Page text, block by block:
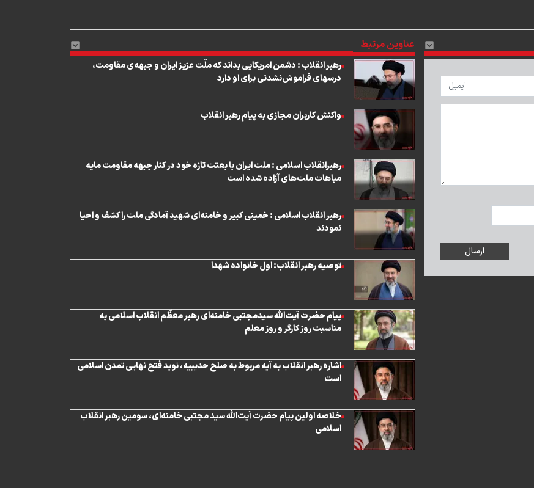
عناوین مرتبط
رهبر انقلاب : دشمن امریکایی بداند که ملّت عزیز ایران و جبهه‌ی مقاومت،
درسهای فراموش‌نشدنی برای او دارد
واکنش کاربران مجازی به پیام رهبر انقلاب
رهبرانقلاب اسلامی : ملت ایران با بعثت تازه خود در کنار جبهه مقاومت مایه
مباهات ملت‌های آزاده شده است
رهبر انقلاب اسلامی : خمینی کبیر و خامنه‌ای شهید آمادگی ملت را کشف و احیا
نمودند
توصیه رهبر انقلاب: اول خانواده شهدا
پیام حضرت آیت‌الله سیدمجتبی خامنه‌ای رهبر معظّم انقلاب اسلامی به
مناسبت روز کارگر و روز معلم
اشاره رهبر انقلاب به آیه مربوط به صلح حدیبیه، نوید فتح نهایی تمدن اسلامی
است
خلاصه اولین پیام حضرت‌ آیت‌الله سید مجتبی خامنه‌ای، سومین رهبر انقلاب
اسلامی